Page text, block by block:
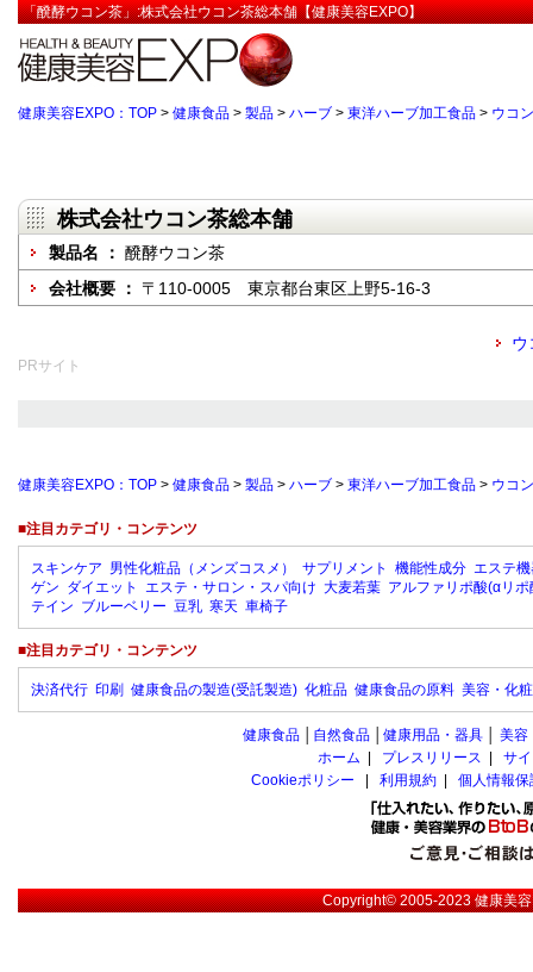
「醗酵ウコン茶」:株式会社ウコン茶総本舗【健康美容EXPO】
健康美容EXPO：TOP > 健康食品 > 製品 > ハーブ > 東洋ハーブ加工食品 > ウコン
株式会社ウコン茶総本舗
製品名 ： 醗酵ウコン茶
会社概要 ： 〒110-0005 東京都台東区上野5-16-3
ウ
PRサイト
健康美容EXPO：TOP > 健康食品 > 製品 > ハーブ > 東洋ハーブ加工食品 > ウコン
■注目カテゴリ・コンテンツ
スキンケア 男性化粧品（メンズコスメ） サプリメント 機能性成分 エステ
ゲン ダイエット エステ・サロン・スパ向け 大麦若葉 アルファリポ酸(αリポ
テイン ブルーベリー 豆乳 寒天 車椅子
■注目カテゴリ・コンテンツ
決済代行 印刷 健康食品の製造(受託製造) 化粧品 健康食品の原料 美容・化
健康食品 自然食品 健康用品・器具 美容
ホーム
プレスリリース
サ
Cookieポリシー
利用規約 個人情報
Copyright© 2005-2023健康美